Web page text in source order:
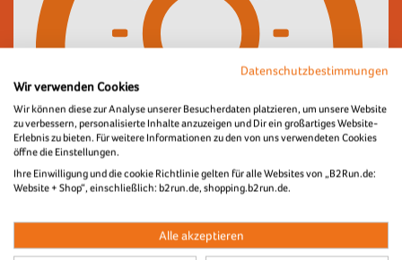
An den öffentlichen Essens-/Getränkeständen auf dem
Datenschutzbestimmungen
Wir verwenden Cookies
Wir können diese zur Analyse unserer Besucherdaten platzieren, um unsere Website
zu verbessern, personalisierte Inhalte anzuzeigen und Dir ein großartiges Website-
Erlebnis zu bieten. Für weitere Informationen zu den von uns verwendeten Cookies
öffne die Einstellungen.
Ihre Einwilligung und die cookie Richtlinie gelten für alle Websites von „B2Run.de:
Website + Shop“, einschließlich: b2run.de, shopping.b2run.de.
Alle akzeptieren